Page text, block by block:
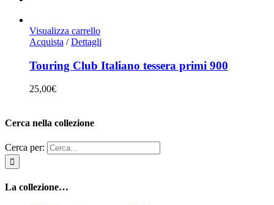
Visualizza carrello
Acquista / Dettagli
Touring Club Italiano tessera primi 900
25,00€
Cerca nella collezione
Cerca per:
La collezione…